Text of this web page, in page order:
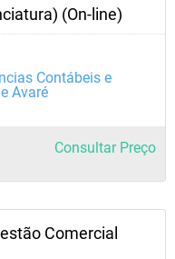
(On-line)
Contábeis e
Avaré
Consultar Preço
Comercial